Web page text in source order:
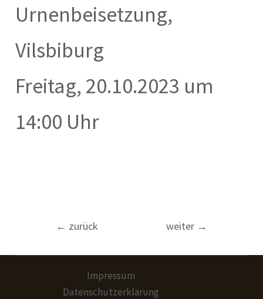
Urnenbeisetzung,
Vilsbiburg
Freitag, 20.10.2023 um
14:00 Uhr
Beitragsnavigation
← zurück weiter →
Impressum
Datenschutzerklärung